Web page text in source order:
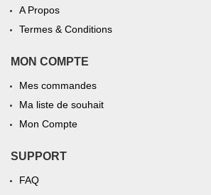
A Propos
Termes & Conditions
MON COMPTE
Mes commandes
Ma liste de souhait
Mon Compte
SUPPORT
FAQ